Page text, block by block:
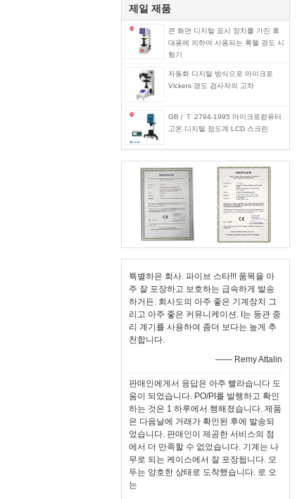
제일 제품
큰 화면 디지털 표시 장치를 가진 휴
대용에 의하여 사용되는 록웰 경도 시
험기
자동화 디지털 방식으로 마이크로
Vickers 경도 검사자의 고차
GB / Ｔ 2794-1995 마이크로컴퓨터
고온 디지털 점도계 LCD 스크린
특별하은 회사. 파이브 스타!!! 품목을 아
주 잘 포장하고 보호하는 급속하게 발송
하거든. 회사도의 아주 좋은 기계장치 그
리고 아주 좋은 커뮤니케이션. I는 둥관 중
리 계기를 사용하여 좀더 보다는 높게 추
천합니다.
—— Remy Attalin
판매인에게서 응답은 아주 빨라습니다 도
움이 되었습니다. PO/PI를 발행하고 확인
하는 것은 1 하루에서 행해졌습니다. 제품
은 다음날에 거래가 확인된 후에 발송되
었습니다. 판매인이 제공한 서비스의 점
에서 더 만족할 수 없었습니다. 기계는 나
무로 되는 케이스에서 잘 포장됩니다. 모
두는 양호한 상태로 도착했습니다. 로 오
는